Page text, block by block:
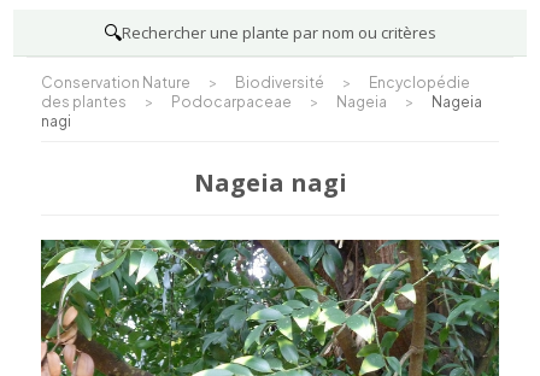
🔍Rechercher une plante par nom ou critères
Conservation Nature > Biodiversité >
Encyclopédie
des plantes
> Podocarpaceae > Nageia >
Nageia
nagi
Nageia nagi